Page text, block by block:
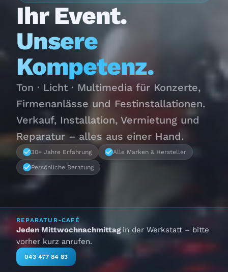
Ihr Event.
Unsere
Kompetenz.
Ton · Licht · Multimedia für Konzerte,
Firmenanlässe und Festinstallationen.
Verkauf, Installation, Vermietung und
Reparatur – alles aus einer Hand.
30+ Jahre Erfahrung Alle Marken & Hersteller
Persönliche Beratung
REPARATUR-CAFÉ
Jeden Mittwochnachmittag in der Werkstatt – bitte
vorher kurz anrufen.
043 477 84 83